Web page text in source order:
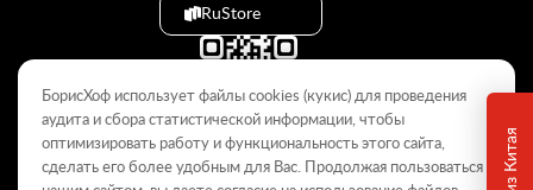
© 2009–2026
RuStore
БорисХоф использует файлы cookies (кукиc) для проведения
аудита и сбора статистической информации, чтобы
оптимизировать работу и функциональность этого сайта,
сделать его более удобным для Вас. Продолжая пользоваться